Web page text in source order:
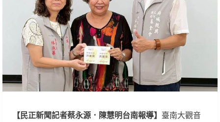
【民正新聞記者蔡永源．陳慧明台南報導】 臺南大觀音